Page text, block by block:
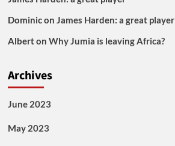
Dominicon James Harden: a great player
Alberton Why Jumia is leaving Africa?
Archives
June 2023
May 2023